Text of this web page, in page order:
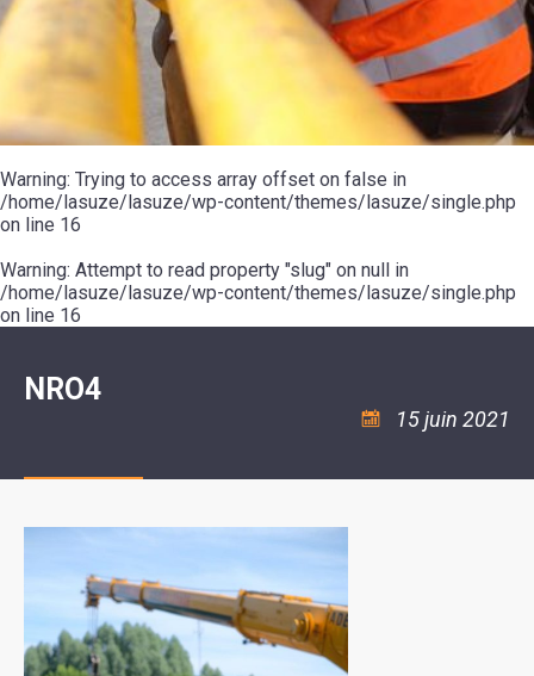
20ÈME
RÉUNIONS
DU
MAIRE
MOT
DE
LA
MINORITÉ
JEUNES
11
18
:
ASSOCIATION
COULÉE
DOUCE
ENVIRONNEMENT
LA
RÉSIDENCE
AUTONOMIE
LE
CCAS
LA
POLICE
SÉCURITÉ
/
RISQUES
MAJEURS
DE
LA
PISCINE
ASSOCIATIONS
VOIE
DÉCOUVERTES
RANDONNÉES
LE
POUR
CAMPING-
CARS
TENTES
CARAVANES
LA
HALTE
FLUVIALE
LA
SUZE
Warning: Trying to access array offset on false in
/home/lasuze/lasuze/wp-content/themes/lasuze/single.php
on line 16
Warning: Attempt to read property "slug" on null in
/home/lasuze/lasuze/wp-content/themes/lasuze/single.php
on line 16
NRO4
15 juin 2021